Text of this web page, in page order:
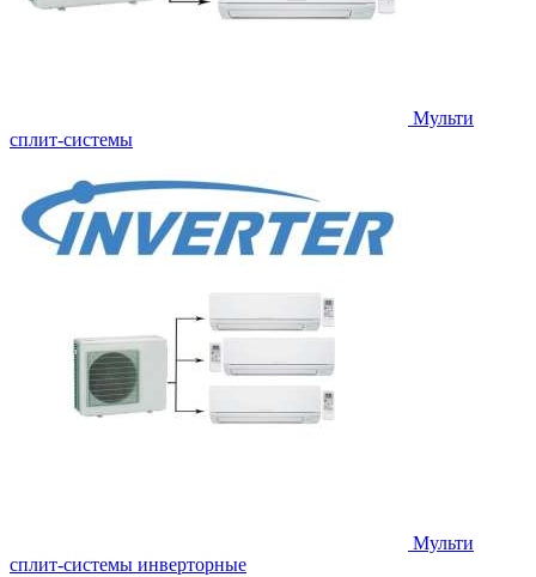
Мульти
сплит-системы
Мульти
сплит-системы инверторные